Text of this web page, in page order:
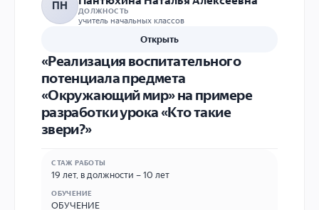
ПН ДОЛЖНОСТЬ
учитель начальных классов
Открыть
«Реализация воспитательного
потенциала предмета
«Окружающий мир» на примере
разработки урока «Кто такие
звери?»
СТАЖ РАБОТЫ
19 лет, в должности – 10 лет
ОБУЧЕНИЕ
ОБУЧЕНИЕ